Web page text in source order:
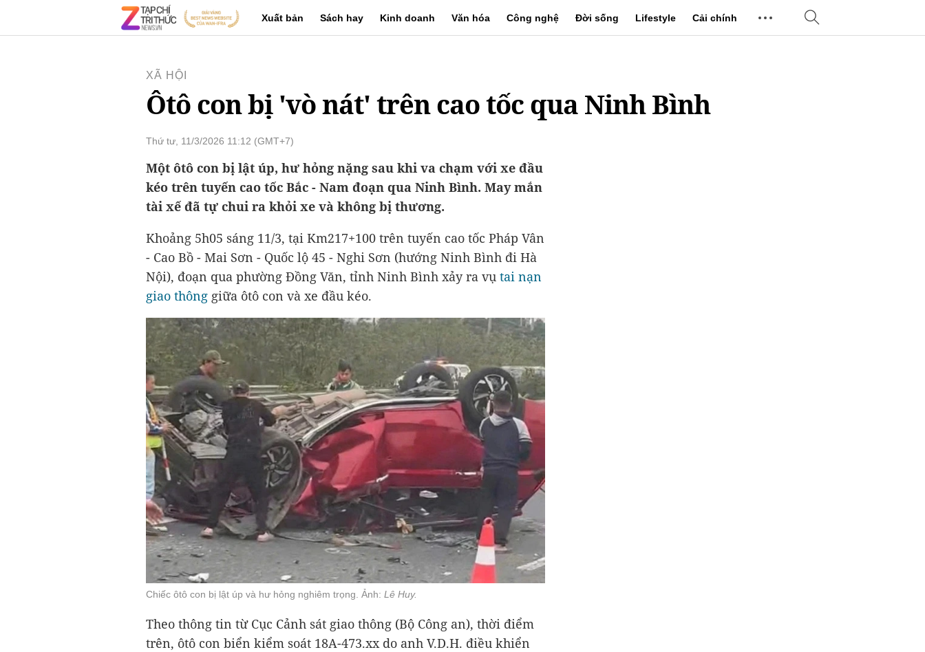
Xuất bản Sách hay Kinh doanh Văn hóa Công nghệ Đời sống Lifestyle Cải chính
XÃ HỘI
Ôtô con bị 'vò nát' trên cao tốc qua Ninh Bình
Thứ tư, 11/3/2026 11:12 (GMT+7)
Một ôtô con bị lật úp, hư hỏng nặng sau khi va chạm với xe đầu
kéo trên tuyến cao tốc Bắc - Nam đoạn qua Ninh Bình. May mắn
tài xế đã tự chui ra khỏi xe và không bị thương.
Khoảng 5h05 sáng 11/3, tại Km217+100 trên tuyến cao tốc Pháp Vân
- Cao Bồ - Mai Sơn - Quốc lộ 45 - Nghi Sơn (hướng Ninh Bình đi Hà
Nội), đoạn qua phường Đồng Văn, tỉnh Ninh Bình xảy ra vụ tai nạn
giao thông giữa ôtô con và xe đầu kéo.
Chiếc ôtô con bị lật úp và hư hỏng nghiêm trọng. Ảnh: Lê Huy.
Theo thông tin từ Cục Cảnh sát giao thông (Bộ Công an), thời điểm
trên, ôtô con biển kiểm soát 18A-473.xx do anh V.D.H. điều khiển